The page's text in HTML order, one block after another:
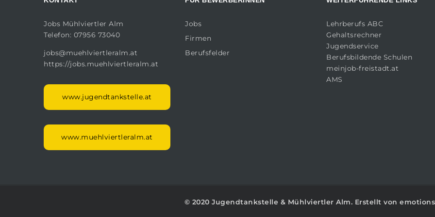
Jobs Mühlviertler Alm
Telefon: 07956 73040
jobs@muehlviertleralm.at
https://jobs.muehlviertleralm.at
www.jugendtankstelle.at
www.muehlviertleralm.at
Jobs
Firmen
Berufsfelder
Lehrberufs ABC
Gehaltsrechner
Jugendservice
Berufsbildende Schulen
meinjob-freistadt.at
AMS
© 2020Jugendtankstelle & Mühlviertler Alm. Erstellt von